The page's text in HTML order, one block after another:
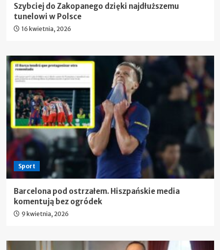
Szybciej do Zakopanego dzięki najdłuższemu
tunelowi w Polsce
16 kwietnia, 2026
Sport
Barcelona pod ostrzałem. Hiszpańskie media
komentują bez ogródek
9 kwietnia, 2026